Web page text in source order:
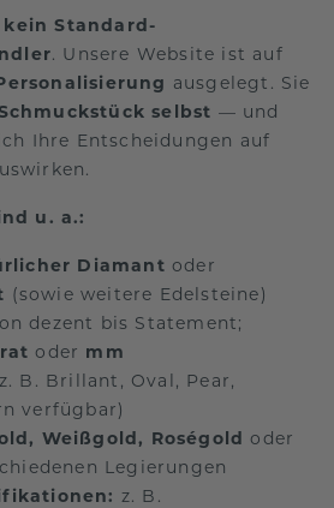
kein Standard-
. Unsere Website ist auf
ausgelegt. Sie
selbst — und
Ihre Entscheidungen auf
u. a.:
Diamant oder
(sowie weitere Edelsteine)
dezent bis Statement;
oder mm
z. B. Brillant, Oval, Pear,
verfügbar)
Weißgold, Roségold oder
Legierungen
z. B.